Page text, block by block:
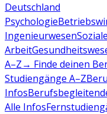
Deutschland
Psychologie
IngenieurwesenSoziale
Arbeit
A–Z→ Finde deinen
Studiengänge A–Z
Infos
Alle Infos